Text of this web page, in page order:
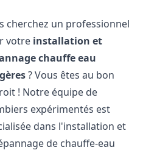
cherchez un professionnel
votre installation et
chauffe eau
? Vous êtes au bon
! Notre équipe de
expérimentés est
dans l'installation et
de chauffe-eau